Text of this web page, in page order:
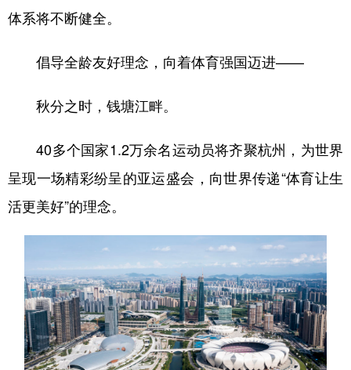
体系将不断健全。
倡导全龄友好理念，向着体育强国迈进——
秋分之时，钱塘江畔。
40多个国家1.2万余名运动员将齐聚杭州，为世界
呈现一场精彩纷呈的亚运盛会，向世界传递“体育让生
活更美好”的理念。